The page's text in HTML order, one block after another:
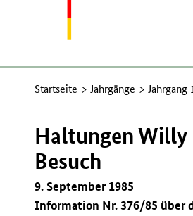
Startseite Jahrgänge Jahrgang
Haltungen Willy
Besuch
9. September 1985
Information Nr. 376/85 über